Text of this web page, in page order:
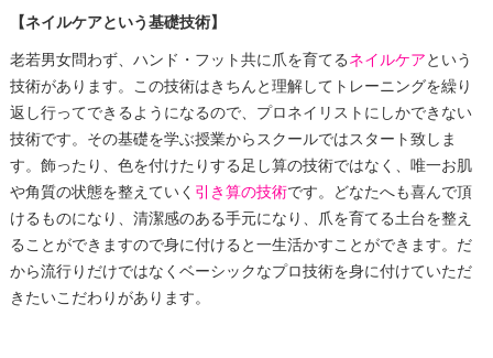
【ネイルケアという基礎技術】
老若男女問わず、ハンド・フット共に爪を育てるネイルケアという
技術があります。この技術はきちんと理解してトレーニングを繰り
返し行ってできるようになるので、プロネイリストにしかできない
技術です。その基礎を学ぶ授業からスクールではスタート致しま
す。飾ったり、色を付けたりする足し算の技術ではなく、唯一お肌
や角質の状態を整えていく 引き算の技術です。どなたへも喜んで頂
けるものになり、清潔感のある手元になり、爪を育てる土台を整え
ることができますので身に付けると一生活かすことができます。だ
から流行りだけではなくベーシックなプロ技術を身に付けていただ
きたいこだわりがあります。